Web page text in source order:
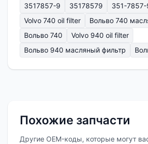
3517857-9 35178579
351-7857-
Volvo 740 oil filter
Вольво 740
Вольво 740
Volvo 940 oil filter
Вольво 940 масляный фильтр
Похожие запчасти
Другие OEM-коды, которые могут